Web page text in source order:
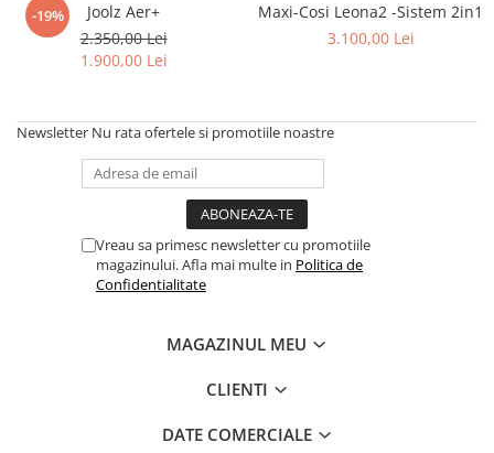
-19%
Joolz Aer+
2.350,00 Lei
1.900,00 Lei
Maxi-Cosi Leona2 -Sistem 2in1
3.100,00 Lei
Newsletter Nu rata ofertele si promotiile noastre
Vreau sa primesc newsletter cu promotiile
magazinului. Afla mai multe in Politica de
Confidentialitate
MAGAZINUL MEU
CLIENTI
DATE COMERCIALE